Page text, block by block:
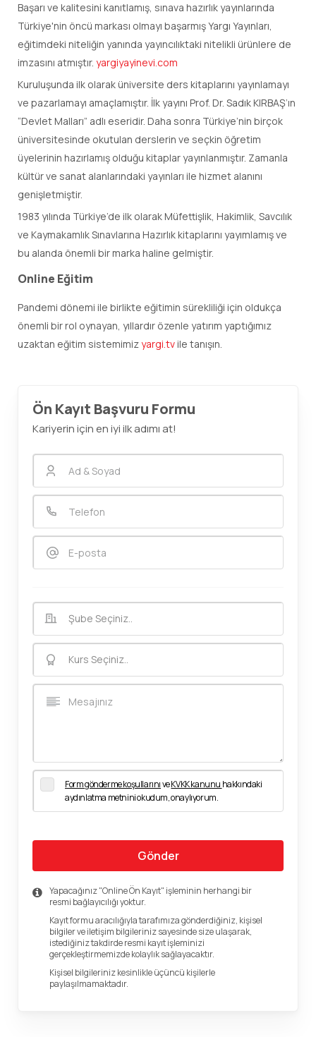
Başarı ve kalitesini kanıtlamış, sınava hazırlık yayınlarında
Türkiye'nin öncü markası olmayı başarmış Yargı Yayınları,
eğitimdeki niteliğin yanında yayıncılıktaki nitelikli ürünlere de
imzasını atmıştır. yargiyayinevi.com
Kuruluşunda ilk olarak üniversite ders kitaplarını yayınlamayı
ve pazarlamayı amaçlamıştır. İlk yayını Prof. Dr. Sadık KIRBAŞ’ın
“Devlet Malları” adlı eseridir. Daha sonra Türkiye’nin birçok
üniversitesinde okutulan derslerin ve seçkin öğretim
üyelerinin hazırlamış olduğu kitaplar yayınlanmıştır. Zamanla
kültür ve sanat alanlarındaki yayınları ile hizmet alanını
genişletmiştir.
1983 yılında Türkiye’de ilk olarak Müfettişlik, Hakimlik, Savcılık
ve Kaymakamlık Sınavlarına Hazırlık kitaplarını yayımlamış ve
bu alanda önemli bir marka haline gelmiştir.
Online Eğitim
Pandemi dönemi ile birlikte eğitimin sürekliliği için oldukça
önemli bir rol oynayan, yıllardır özenle yatırım yaptığımız
uzaktan eğitim sistemimizyargi.tvile tanışın.
Ön Kayıt Başvuru Formu
Kariyerin için en iyi ilk adımı at!
Form gönderme koşullarınıveKVKK kanunu hakkındaki
aydınlatma metnini okudum, onaylıyorum.
Gönder
Yapacağınız "Online Ön Kayıt" işleminin herhangi bir
resmi bağlayıcılığı yoktur.
Kayıt formu aracılığıyla tarafımıza gönderdiğiniz, kişisel
bilgiler ve iletişim bilgileriniz sayesinde size ulaşarak,
istediğiniz takdirde resmi kayıt işleminizi
gerçekleştirmemizde kolaylık sağlayacaktır.
Kişisel bilgileriniz kesinlikle üçüncü kişilerle
paylaşılmamaktadır.